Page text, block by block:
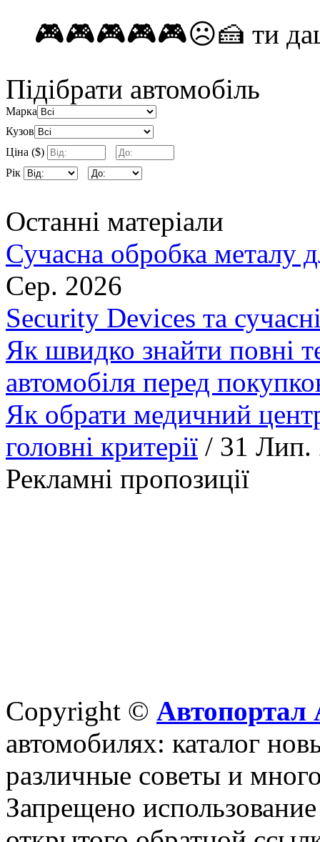
🎮🎮🎮🎮🎮☹️🍰 ти даш
Підібрати автомобіль
Марка
Кузов
Ціна ($)
Рік
Останні матеріали
Сучасна обробка металу
Сер. 2026
Security Devices та
Як швидко знайти повні
автомобіля перед
Як обрати медичний
головні критерії / 31 Лип.
Рекламні пропозиції
Copyright © Автопортал
автомобилях: каталог
различные советы и
Запрещено